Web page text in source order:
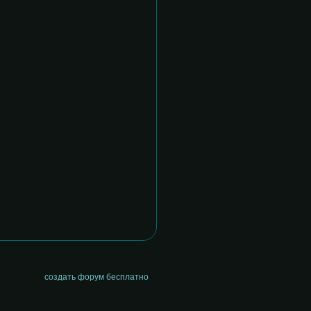
создать форум бесплатно